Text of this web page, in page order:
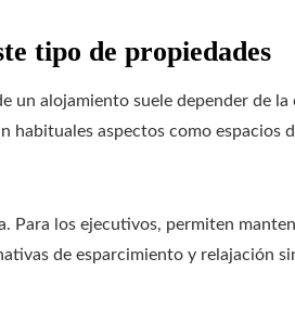
tipo de propiedades
un alojamiento suele depender de la
habituales aspectos como espacios
Para los ejecutivos, permiten
de esparcimiento y relajación